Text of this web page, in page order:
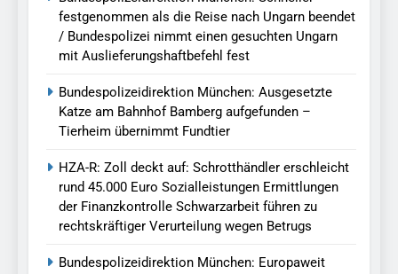
festgenommen als die Reise nach Ungarn beendet
/ Bundespolizei nimmt einen gesuchten Ungarn
mit Auslieferungshaftbefehl fest
Bundespolizeidirektion München: Ausgesetzte
Katze am Bahnhof Bamberg aufgefunden –
Tierheim übernimmt Fundtier
HZA-R: Zoll deckt auf: Schrotthändler erschleicht
rund 45.000 Euro Sozialleistungen Ermittlungen
der Finanzkontrolle Schwarzarbeit führen zu
rechtskräftiger Verurteilung wegen Betrugs
Bundespolizeidirektion München: Europaweit